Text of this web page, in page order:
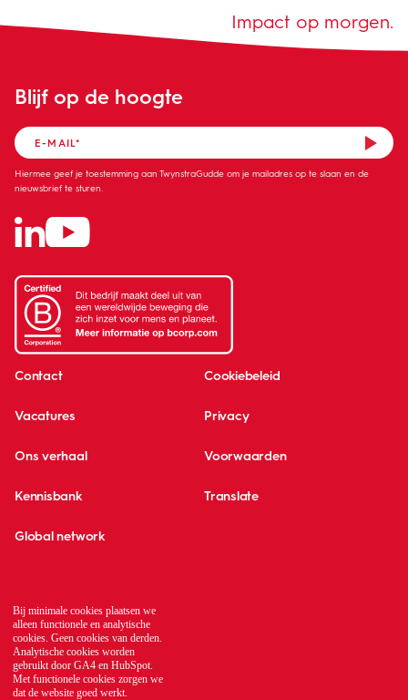
Bij minimale cookies plaatsen we
alleen functionele en analytische
cookies. Geen cookies van derden.
Analytische cookies worden
gebruikt door GA4 en HubSpot.
Met functionele cookies zorgen we
dat de website goed werkt.
Contact Cookiebeleid
Vacatures Privacy
Ons verhaal Voorwaarden
Kennisbank Translate
Global network
Blijf op de hoogte
Hiermee geef je toestemming aan TwynstraGudde om je mailadres op te slaan en de
nieuwsbrief te sturen.
Impact op morgen.